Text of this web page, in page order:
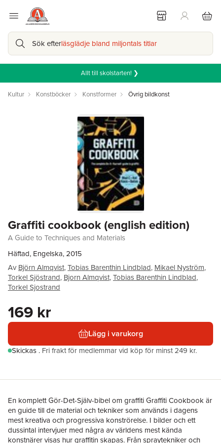
Sök efterläsglädje bland miljontals titlar
Allt till skolstarten! ❯
Kultur Konstböcker Konstformer Övrig bildkonst
Graffiti cookbook (english edition)
A Guide to Techniques and Materials
Häftad, Engelska, 2015
Av Björn Almqvist,Tobias Barenthin Lindblad, Mikael Nyström,
Torkel Sjöstrand, Bjorn Almqvist,Tobias Barenthin Lindblad,
Torkel Sjostrand
169 kr
Lägg i varukorg
Skickas . Fri frakt för medlemmar vid köp för minst 249 kr.
En komplett Gör-Det-Själv-bibel om graffiti Graffiti Cookbook är
en guide till de material och tekniker som används i dagens
mest kreativa och progressiva konströrelse. I bilder och ett
dussintal intervjuer med några av världens mest kända
konstnärer visas hur graffitin skapas. Från spraytekniker och